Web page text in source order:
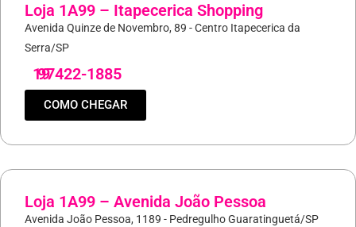
Loja 1A99 – Itapecerica Shopping
Avenida Quinze de Novembro, 89 - Centro Itapecerica da
Serra/SP
19
97422-1885
COMO CHEGAR
Loja 1A99 – Avenida João Pessoa
Avenida João Pessoa, 1189 - Pedregulho Guaratinguetá/SP